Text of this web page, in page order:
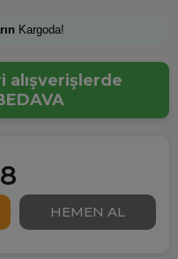
Kargoda!
alışverişlerde